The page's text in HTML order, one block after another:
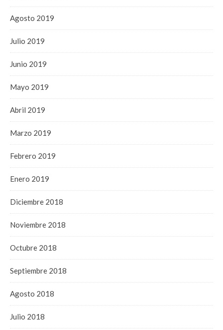
Agosto 2019
Julio 2019
Junio 2019
Mayo 2019
Abril 2019
Marzo 2019
Febrero 2019
Enero 2019
Diciembre 2018
Noviembre 2018
Octubre 2018
Septiembre 2018
Agosto 2018
Julio 2018